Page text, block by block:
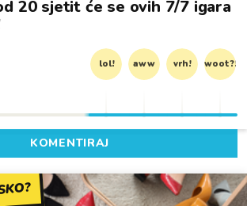
20 sjetit će se ovih 7/7 igara
lol! aww vrh! woot?!
KOMENTIRAJ